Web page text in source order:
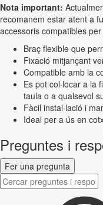
Nota important:
recomanem estar atent a
accessoris compatibles
Braç flexible que
Fixació mitjançant
Compatible amb la
Es pot col·locar a la
taula o a qualsevol
Fàcil instal·lació i
Ideal per a ús en
Preguntes i
Fer una pregunta